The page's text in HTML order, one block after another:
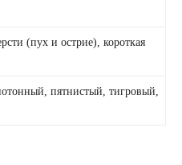
(пух и острие), короткая
пятнистый, тигровый,